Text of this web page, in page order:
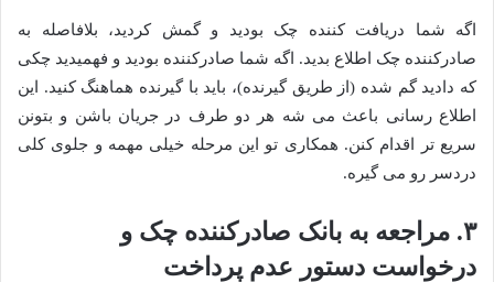
اگه شما دریافت کننده چک بودید و گمش کردید، بلافاصله به
صادرکننده چک اطلاع بدید. اگه شما صادرکننده بودید و فهمیدید چکی
که دادید گم شده (از طریق گیرنده)، باید با گیرنده هماهنگ کنید. این
اطلاع رسانی باعث می شه هر دو طرف در جریان باشن و بتونن
سریع تر اقدام کنن. همکاری تو این مرحله خیلی مهمه و جلوی کلی
دردسر رو می گیره.
۳. مراجعه به بانک صادرکننده چک و
درخواست دستور عدم پرداخت